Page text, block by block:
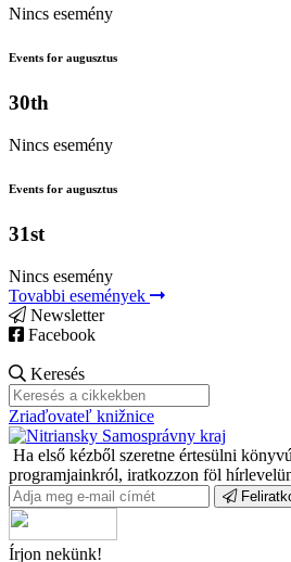
Nincs esemény
Events for augusztus
30th
Nincs esemény
Events for augusztus
31st
Nincs esemény
Tovabbi események
Newsletter
Facebook
Keresés
Zriaďovateľ knižnice
Ha első kézből szeretne értesülni
programjainkról, iratkozzon föl
Írjon nekünk!